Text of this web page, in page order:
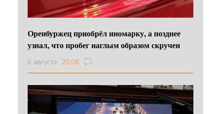
Оренбуржец приобрёл иномарку, а позднее
узнал, что пробег наглым образом скручен
6 августа 20:08